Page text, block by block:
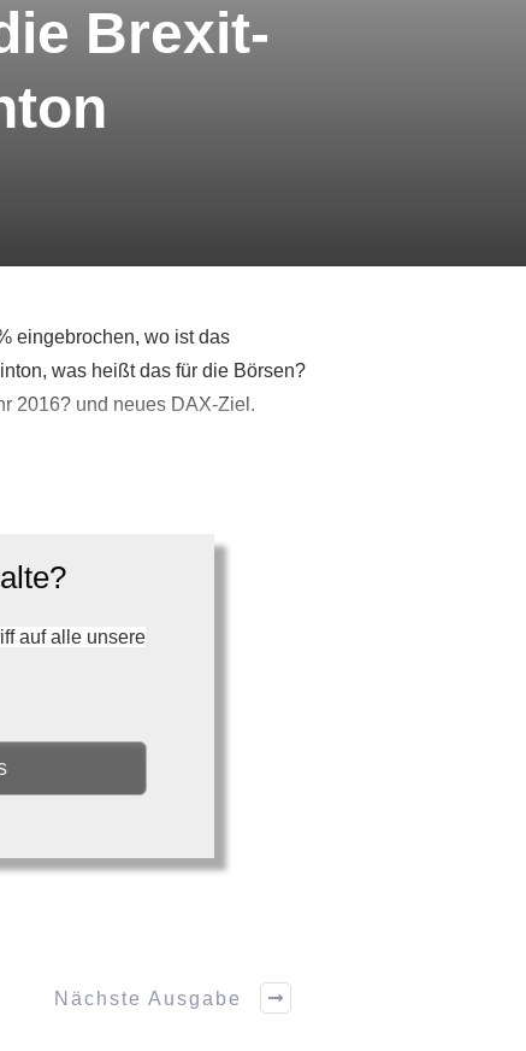
Brexit-
eingebrochen, wo ist das
was heißt das für die Börsen?
2016? und neues DAX-Ziel.
auf alle unsere
Nächste Ausgabe